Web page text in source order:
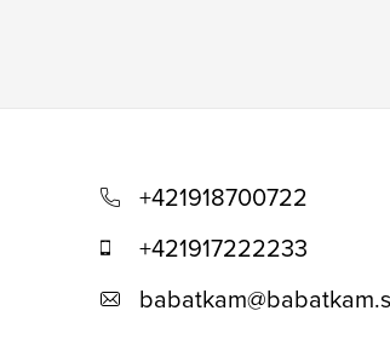
+421918700722
+421917222233
babatkam@